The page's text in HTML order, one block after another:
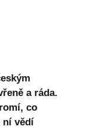
a ráda.
co
ní vědí